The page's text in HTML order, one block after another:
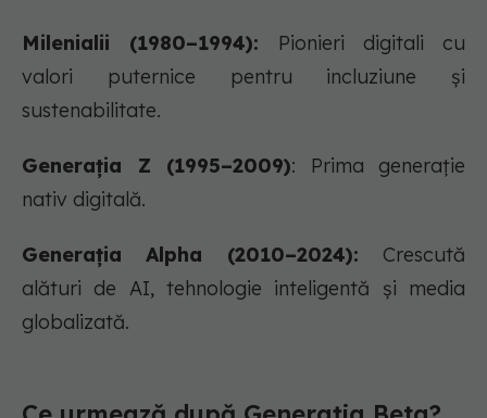
Milenialii (1980–1994): Pionieri digitali cu
valori puternice pentru incluziune și
sustenabilitate.
Generația Z (1995–2009): Prima generație
nativ digitală.
Generația Alpha (2010–2024): Crescută
alături de AI, tehnologie inteligentă și media
globalizată.